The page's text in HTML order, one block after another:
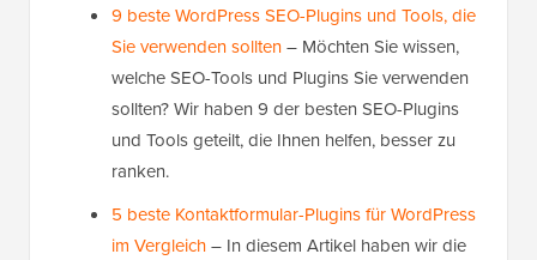
9 beste WordPress SEO-Plugins und Tools, die
Sie verwenden sollten– Möchten Sie wissen,
welche SEO-Tools und Plugins Sie verwenden
sollten? Wir haben 9 der besten SEO-Plugins
und Tools geteilt, die Ihnen helfen, besser zu
ranken.
5 beste Kontaktformular-Plugins für WordPress
im Vergleich– In diesem Artikel haben wir die